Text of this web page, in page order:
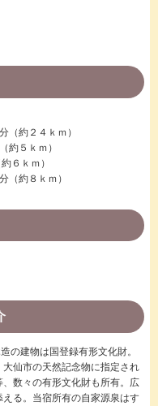
（約２４ｋｍ）
約５ｋｍ）
６ｋｍ）
（約８ｋｍ）
の建物は国登録有形文化財。
仙市の天然記念物に指定され
数々の有形文化財も所有。広
る。当宿所有の自家源泉はす